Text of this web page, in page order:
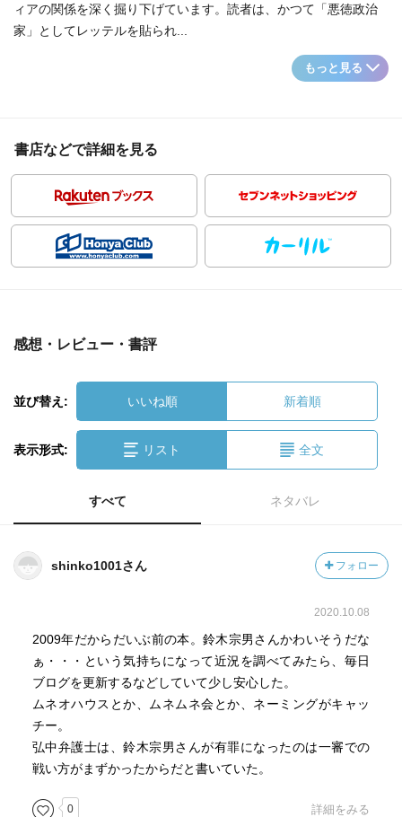
ィアの関係を深く掘り下げています。読者は、かつて「悪徳政治
家」としてレッテルを貼られ...
もっと見る
書店などで詳細を見る
感想・レビュー・書評
並び替え: いいね順 新着順
表示形式: リスト 全文
すべて ネタバレ
shinko1001さん フォロー
2020.10.08
2009年だからだいぶ前の本。鈴木宗男さんかわいそうだな
ぁ・・・という気持ちになって近況を調べてみたら、毎日
ブログを更新するなどしていて少し安心した。
ムネオハウスとか、ムネムネ会とか、ネーミングがキャッ
チー。
弘中弁護士は、鈴木宗男さんが有罪になったのは一審での
戦い方がまずかったからだと書いていた。
0 詳細をみる